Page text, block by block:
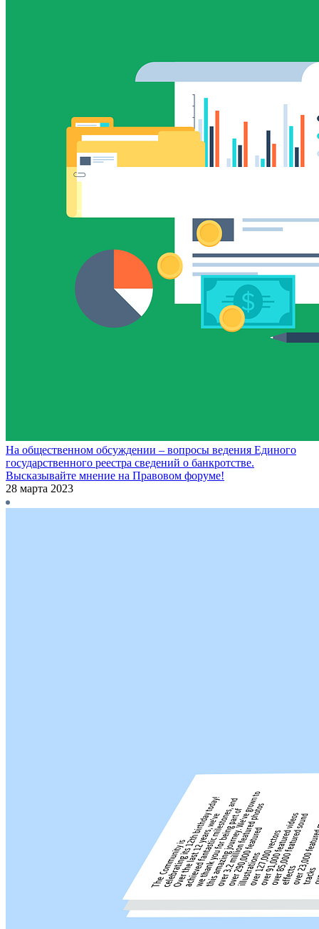
На общественном обсуждении – вопросы ведения Единого
государственного реестра сведений о банкротстве.
Высказывайте мнение на Правовом форуме!
28 марта 2023